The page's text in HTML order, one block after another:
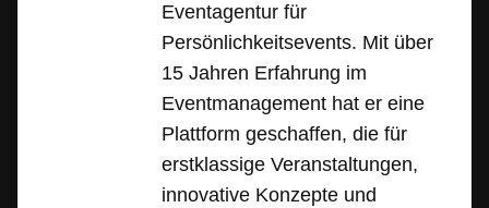
Eventagentur für
Persönlichkeitsevents. Mit über
15 Jahren Erfahrung im
Eventmanagement hat er eine
Plattform geschaffen, die für
erstklassige Veranstaltungen,
innovative Konzepte und